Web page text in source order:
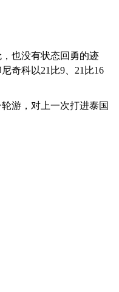
也没有状态回勇的迹
奇科以21比9、21比16
游，对上一次打进泰国